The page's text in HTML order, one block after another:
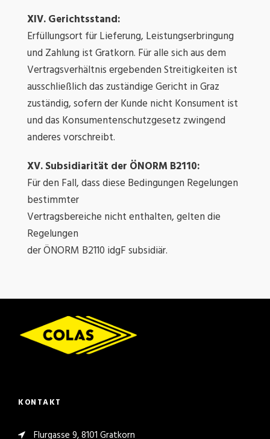
XIV. Gerichtsstand:
Erfüllungsort für Lieferung, Leistungserbringung
und Zahlung ist Gratkorn. Für alle sich aus dem
Vertragsverhältnis ergebenden Streitigkeiten ist
ausschließlich das zuständige Gericht in Graz
zuständig, sofern der Kunde nicht Konsument ist
und das Konsumentenschutzgesetz zwingend
anderes vorschreibt.
XV. Subsidiarität der ÖNORM B2110:
Für den Fall, dass diese Bedingungen Regelungen
bestimmter
Vertragsbereiche nicht enthalten, gelten die
Regelungen
der ÖNORM B2110 idgF subsidiär.
KONTAKT
Flurgasse 9, 8101 Gratkorn